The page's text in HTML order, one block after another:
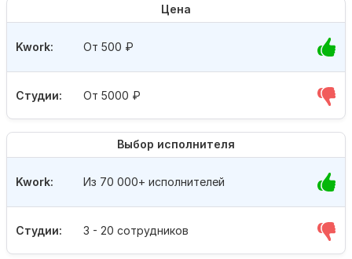
Цена
Студии: От 5000 ₽
Kwork: От 500 ₽
Выбор исполнителя
Студии: 3 - 20 сотрудников
Kwork: Из 70 000+ исполнителей